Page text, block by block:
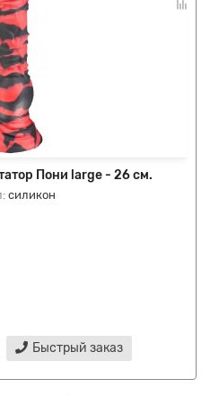
Пони large - 26 см.
силикон
Быстрый заказ